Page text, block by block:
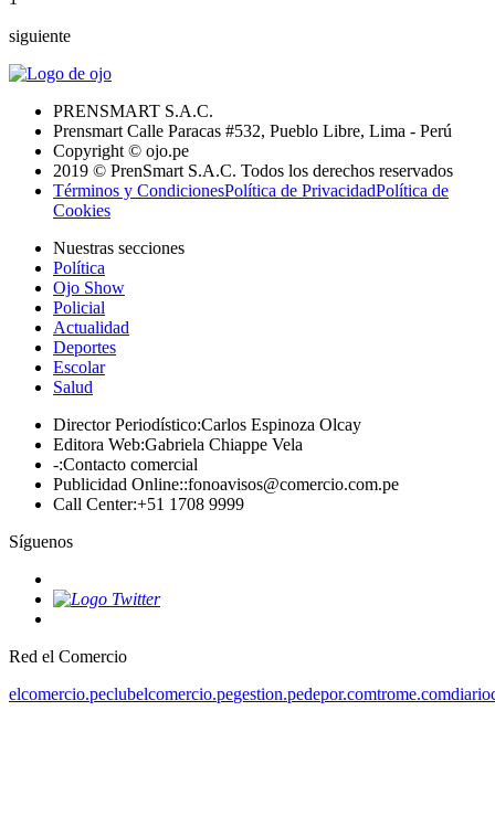
siguiente
PRENSMART S.A.C.
Prensmart Calle Paracas #532, Pueblo Libre, Lima - Perú
Copyright © ojo.pe
2019 © PrenSmart S.A.C. Todos los derechos reservados
Términos y CondicionesPolítica de PrivacidadPolítica de
Cookies
Nuestras secciones
Política
Ojo Show
Policial
Actualidad
Deportes
Escolar
Salud
Director Periodístico:Carlos Espinoza Olcay
Editora Web:Gabriela Chiappe Vela
-:Contacto comercial
Publicidad Online::fonoavisos@comercio.com.pe
Call Center:+51 1708 9999
Síguenos
Red el Comercio
elcomercio.peclubelcomercio.pegestion.pedepor.comtrome.com